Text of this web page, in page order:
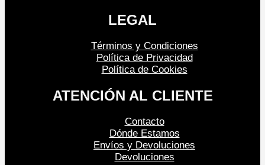
LEGAL
Términos y Condiciones
Política de Privacidad
Política de Cookies
ATENCIÓN AL CLIENTE
Contacto
Dónde Estamos
Envíos y Devoluciones
Devoluciones